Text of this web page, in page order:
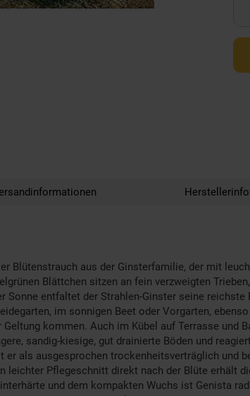
Blütenstrauch aus der Ginsterfamilie, der mit
Blättchen sitzen an fein verzweigten
entfaltet der Strahlen-Ginster seine
im sonnigen Beet oder Vorgarten,
kommen. Auch im Kübel auf Terrasse
sandig-kiesige, gut drainierte Böden und
als ausgesprochen trockenheitsverträglich und
leichter Pflegeschnitt direkt nach der Blüte erhält
und dem kompakten Wuchs ist Genista